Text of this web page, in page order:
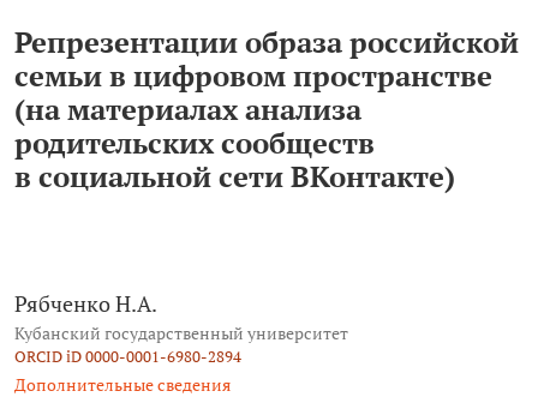
Репрезентации образа российской
семьи в цифровом пространстве
(на материалах анализа
родительских сообществ
в социальной сети ВКонтакте)
Рябченко Н.А.
Кубанский государственный университет
ORCID iD 0000-0001-6980-2894
Дополнительные сведения